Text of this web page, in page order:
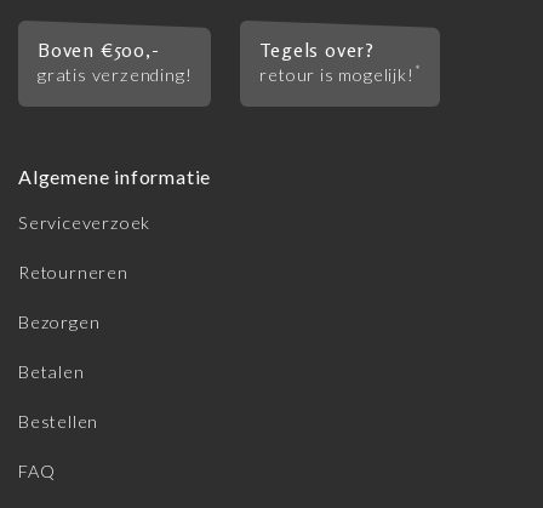
Boven €500,-
gratis verzending!
Tegels over?
retour is mogelijk! *
Algemene informatie
Serviceverzoek
Retourneren
Bezorgen
Betalen
Bestellen
FAQ